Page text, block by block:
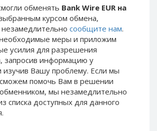
обменять Bank Wire EUR на
курсом обмена,
сообщите нам.
меры и приложим
усилия для разрешения
запросив информацию у
изучив Вашу проблему. Если мы
помочь Вам в решении
мы незамедлительно
списка доступных для данного
Phone Balance UAH
Phone Balance AMD
Neteller USD
Neteller EUR
Neteller INR
Neteller PLN
Neteller GBP
Neteller NOK